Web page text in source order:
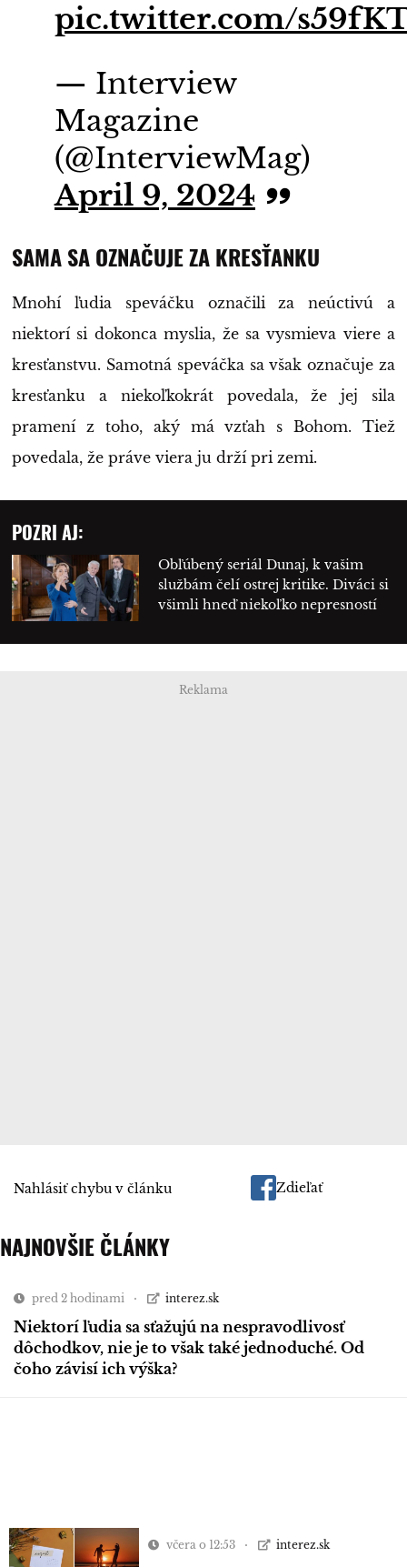
pic.twitter.com/
— Interview
Magazine
(@InterviewMag)
April 9, 2024
SAMA SA OZNAČUJE ZA KRESŤANKU
Mnohí ľudia speváčku označili za neúctivú a
niektorí si dokonca myslia, že sa vysmieva viere a
kresťanstvu. Samotná speváčka sa však označuje za
kresťanku a niekoľkokrát povedala, že jej sila
pramení z toho, aký má vzťah s Bohom. Tiež
povedala, že práve viera ju drží pri zemi.
POZRI AJ:
Obľúbený seriál Dunaj, k vašim
službám čelí ostrej kritike. Diváci si
všimli hneď niekoľko nepresností
Reklama
Nahlásiť chybu v článku Zdieľať
NAJNOVŠIE ČLÁNKY
pred 2 hodinami interez.sk
Niektorí ľudia sa sťažujú na nespravodlivosť
dôchodkov, nie je to však také jednoduché. Od
čoho závisí ich výška?
včera o 12:53 interez.sk